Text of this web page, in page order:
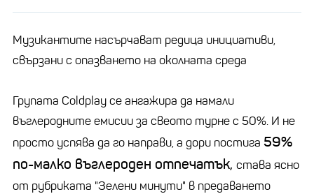
Музикантите насърчават редица инициативи,
свързани с опазването на околната среда
Групата Coldplay се ангажира да намали
въглеродните емисии за свеото турне с 50%. И не
просто успява да го направи, а дори постига 59%
по-малко въглероден отпечатък, става ясно
от рубриката "Зелени минути" в предаването